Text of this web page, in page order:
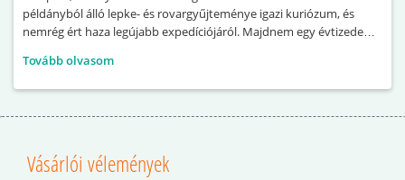
példányból álló lepke- és rovargyűjteménye igazi kuriózum, és
nemrég ért haza legújabb expedíciójáról. Majdnem egy évtizede
élsport abbahagyása óta testnevelő tanárként és edzőként
dolgozol – sőt,
Tovább olvasom
Vásárlói vélemények